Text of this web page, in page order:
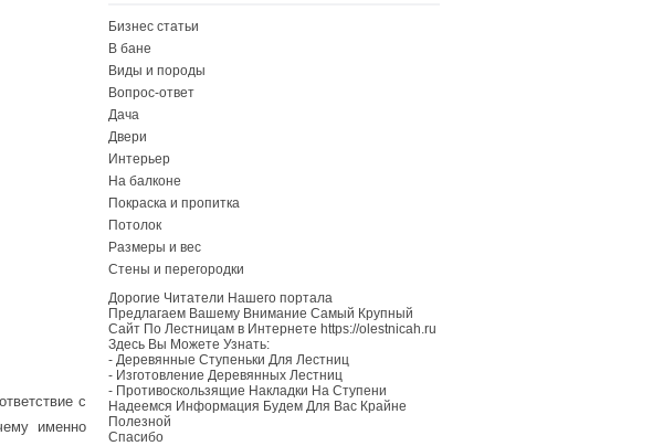
с
именно
Бизнес статьи
В бане
Виды и породы
Вопрос-ответ
Дача
Двери
Интерьер
На балконе
Покраска и пропитка
Потолок
Размеры и вес
Стены и перегородки
Дорогие Читатели Нашего портала
Предлагаем Вашему Внимание Самый Крупный
Сайт По Лестницам в Интернете https://olestnicah.ru
Здесь Вы Можете Узнать:
- Деревянные Ступеньки Для Лестниц
- Изготовление Деревянных Лестниц
- Противоскользящие Накладки На Ступени
Надеемся Информация Будем Для Вас Крайне
Полезной
Спасибо